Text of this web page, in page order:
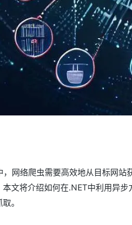
网络爬虫需要高效地从目标网
本文将介绍如何在.NET中利用异
。